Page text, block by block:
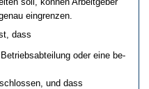
ein­gren­zen.
dass
oder ei­ne be­
und dass